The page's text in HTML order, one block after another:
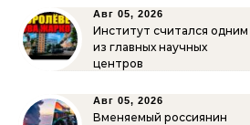
Авг 05, 2026
Институт считался одним
из главных научных
центров
Авг 05, 2026
Вменяемый россиянин